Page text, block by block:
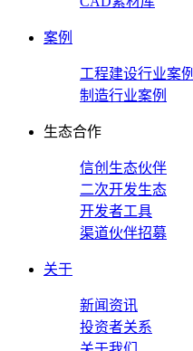
案例
工程建设行业案例
制造行业案例
生态合作
信创生态伙伴
二次开发生态
开发者工具
渠道伙伴招募
关于
新闻资讯
投资者关系